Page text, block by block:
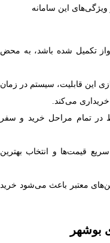
این سامانه
تکمیل شده باشد، به محض
این قابلیت، سیستم در زمان
می‌کند.
در تمام مراحل خرید و سفر
قیمت‌ها و انتخاب بهترین
معتبر باعث می‌شود خرید
بوشهر